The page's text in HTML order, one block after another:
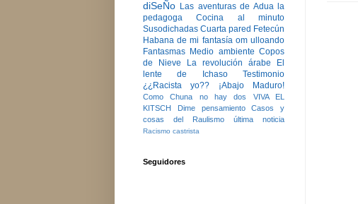
diSeÑo Las aventuras de Adua la
pedagoga
Cocina al minuto
Susodichadas Cuarta pared Fetecún
Habana de mi fantasía om ulloando
Fantasmas Medio ambiente Copos
de Nieve
La revolución árabe
El
lente de Ichaso
Testimonio
¿¿Racista yo??
¡Abajo Maduro!
Como Chuna no hay dos
VIVA EL
KITSCH
Dime pensamiento
Casos y
cosas del Raulismo
última noticia
Racismo castrista
Seguidores